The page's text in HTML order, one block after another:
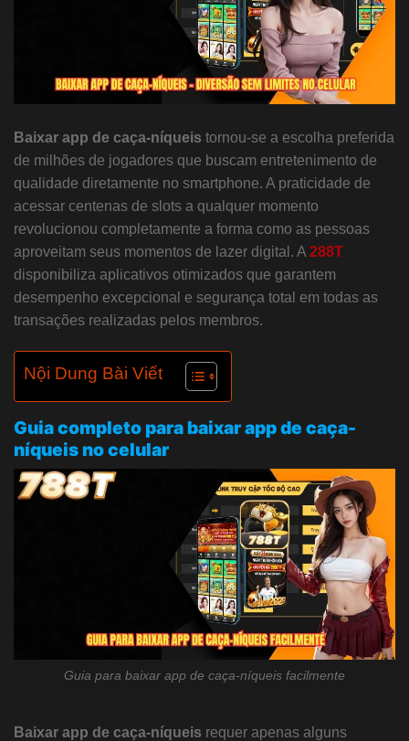
Baixar app de caça-níqueis tornou-se a escolha preferida
de milhões de jogadores que buscam entretenimento de
qualidade diretamente no smartphone. A praticidade de
acessar centenas de slots a qualquer momento
revolucionou completamente a forma como as pessoas
aproveitam seus momentos de lazer digital. A 288T
disponibiliza aplicativos otimizados que garantem
desempenho excepcional e segurança total em todas as
transações realizadas pelos membros.
Nội Dung Bài Viết
Guia completo para baixar app de caça-
níqueis no celular
Guia para baixar app de caça-níqueis facilmente
Baixar app de caça-níqueis requer apenas alguns